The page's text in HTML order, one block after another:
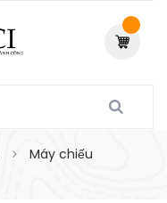
Máy chiếu